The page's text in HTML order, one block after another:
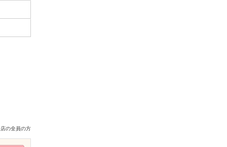
の全員の方